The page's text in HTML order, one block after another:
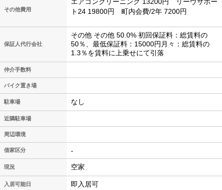
その他費用
エアコンクリーニング 13200円 リーヴサポー
ト24 19800円 町内会費/2年 7200円
保証人代行会社
その他 その他 50.0% 初回保証料：総賃料の
50％、最低保証料：15000円月々：総賃料の
1.3％を賃料に上乗せにて引落
仲介手数料
バイク置き場
駐車場 なし
近隣駐車場
周辺環境
借家区分 -
現況 空家
入居可能日 即入居可